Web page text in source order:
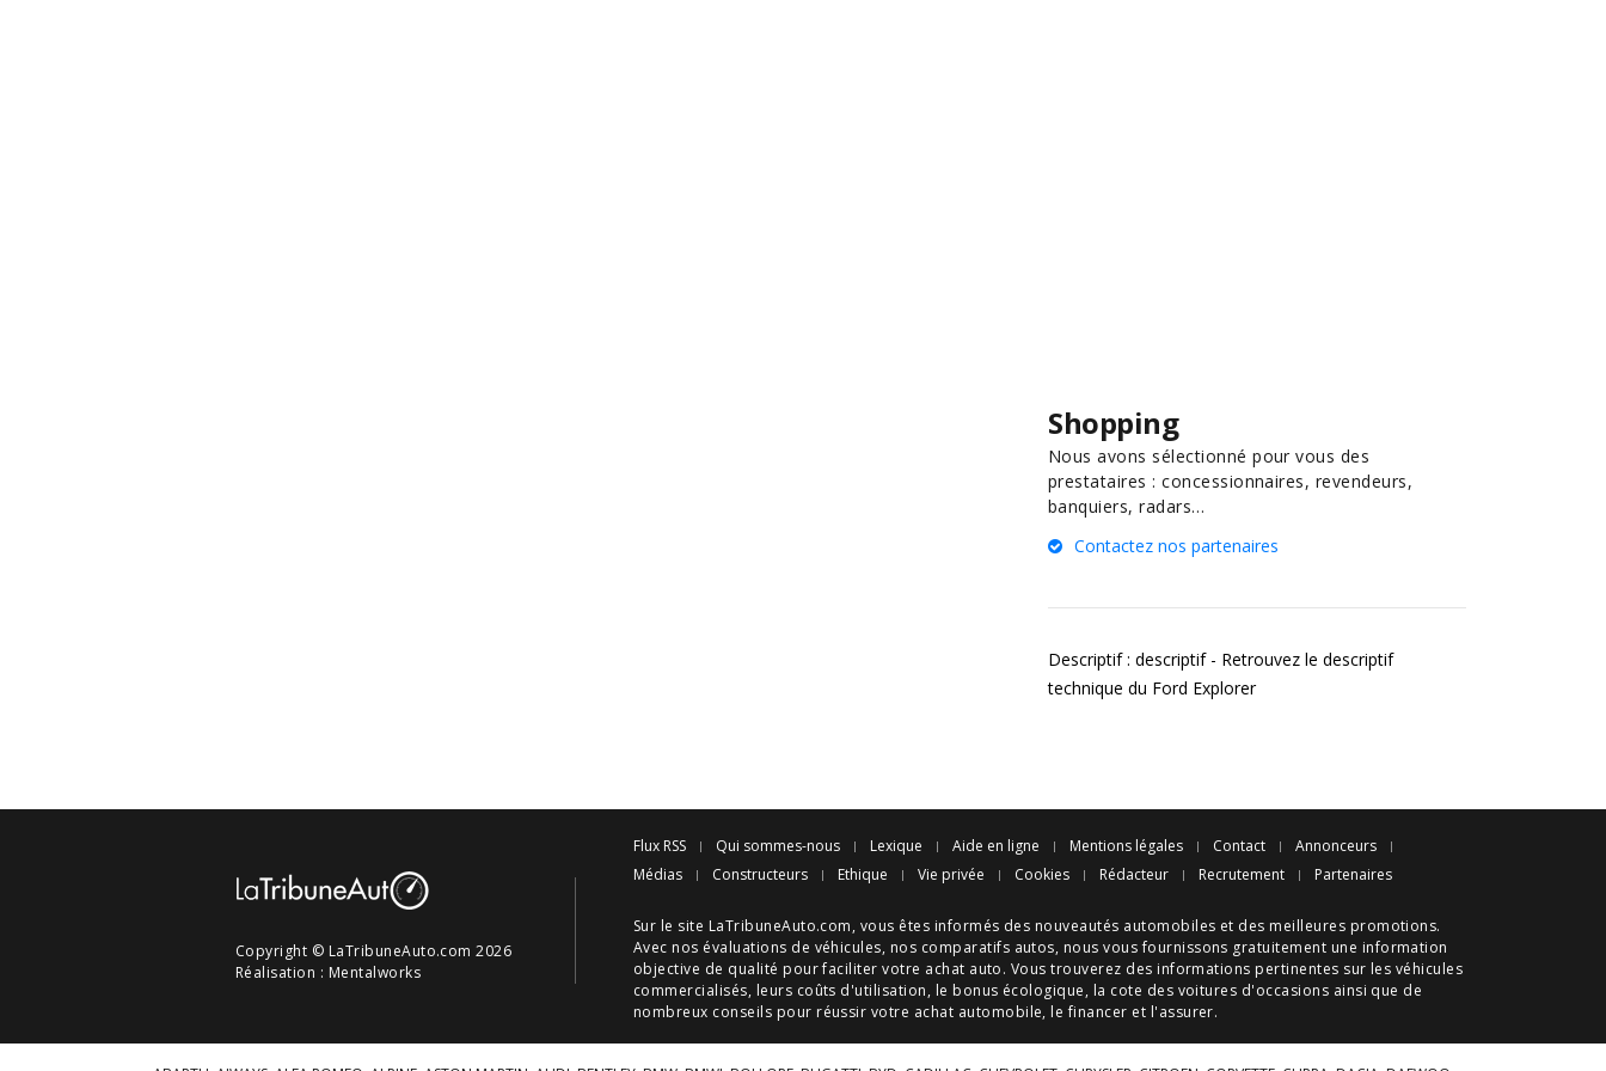
Shopping
Nous avons sélectionné pour vous des
prestataires : concessionnaires, revendeurs,
banquiers, radars…
Contactez nos partenaires
Descriptif : descriptif - Retrouvez le descriptif
technique du Ford Explorer
Copyright © LaTribuneAuto.com 2026
Réalisation : Mentalworks
Flux RSS Qui sommes-nous Lexique Aide en ligne Mentions légales Contact
Annonceurs
Médias
Constructeurs Ethique Vie privée Cookies Rédacteur Recrutement Partenaires
Sur le site LaTribuneAuto.com, vous êtes informés des nouveautés automobiles et des meilleures promotions.
Avec nos évaluations de véhicules, nos comparatifs autos, nous vous fournissons gratuitement une information
objective de qualité pour faciliter votre achat auto. Vous trouverez des informations pertinentes sur les véhicules
commercialisés, leurs coûts d'utilisation, le bonus écologique, la cote des voitures d'occasions ainsi que de
nombreux conseils pour réussir votre achat automobile, le financer et l'assurer.